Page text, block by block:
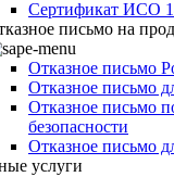
Сертификат ИСО
письмо на
Отказное письмо
Отказное письмо
Отказное письмо
безопасности
Отказное письмо
услуги